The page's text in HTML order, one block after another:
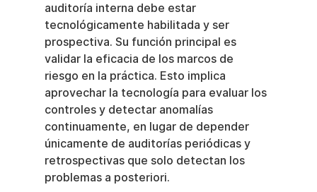
auditoría interna debe estar
tecnológicamente habilitada y ser
prospectiva. Su función principal es
validar la eficacia de los marcos de
riesgo en la práctica. Esto implica
aprovechar la tecnología para evaluar los
controles y detectar anomalías
continuamente, en lugar de depender
únicamente de auditorías periódicas y
retrospectivas que solo detectan los
problemas a posteriori.